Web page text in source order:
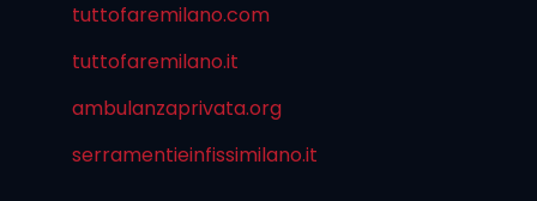
tuttofaremilano.com
tuttofaremilano.it
ambulanzaprivata.org
serramentieinfissimilano.it